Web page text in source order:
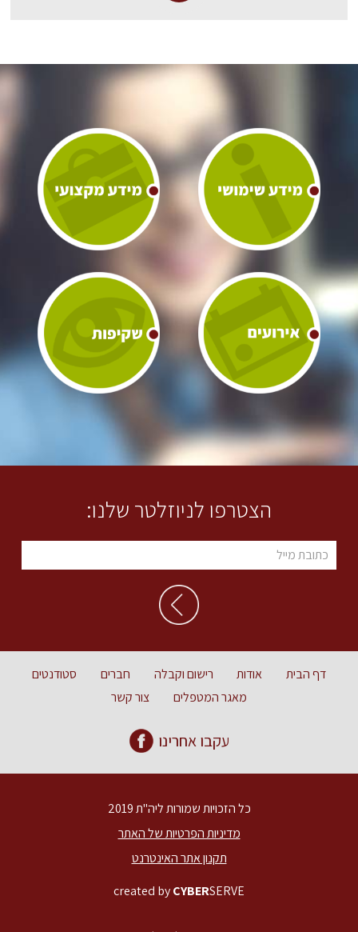
הצטרפו לניוזלטר שלנו:
דף הבית אודות רישום וקבלה חברים
סטודנטים
מאגר המטפלים
צור קשר
עקבו אחרינו
כל הזכויות שמורות ליה"ת 2019
מדיניות הפרטיות של האתר
תקנון אתר האינטרנט
created byCYBERSERVE